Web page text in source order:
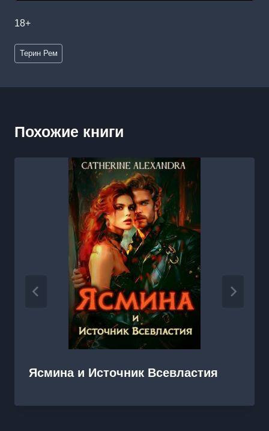
18+
Метки
записи:
Терин Рем
Похожие книги
Ясмина и Источник Всевластия